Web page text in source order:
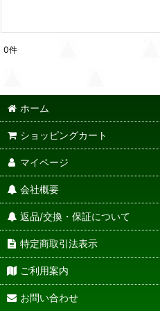
0件
ホーム
ショッピングカート
マイページ
会社概要
返品/交換・保証について
特定商取引法表示
ご利用案内
お問い合わせ